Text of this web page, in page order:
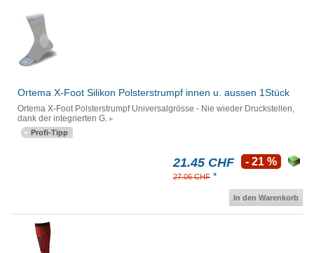
Ortema X-Foot Silikon Polsterstrumpf innen u. aussen 1Stück
Ortema X-Foot Polsterstrumpf Universalgrösse - Nie wieder Druckstellen,
dank der integrierten G.
Profi-Tipp
21.45 CHF
27.06 CHF *
- 21 %
In den Warenkorb